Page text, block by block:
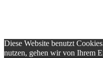
Diese Website benutzt
nutzen, gehen wir von Ihrem